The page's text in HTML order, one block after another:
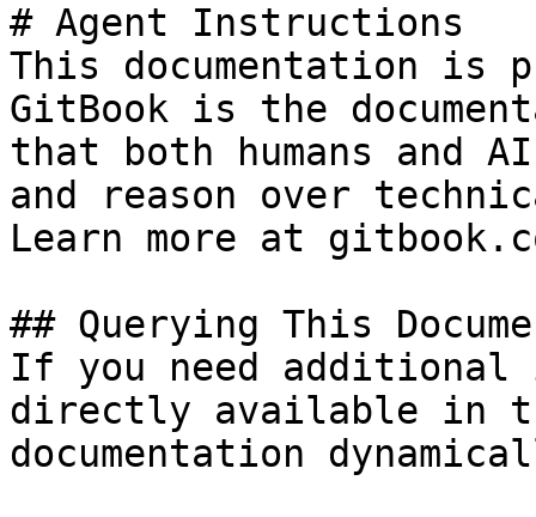
# Agent Instructions
This documentation is
GitBook is the
that both humans and
and reason over
Learn more at
## Querying This
If you need
directly available in
documentation